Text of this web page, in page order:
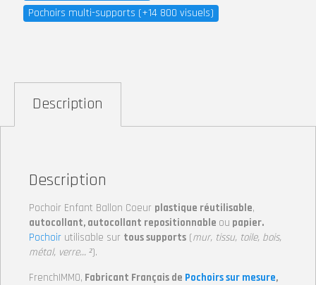
Pochoirs multi-supports (+14 800 visuels)
Description
Description
Pochoir Enfant Ballon Coeur plastique réutilisable,
autocollant, autocollant repositionnable ou papier.
Pochoir utilisable sur tous supports (mur, tissu, toile, bois,
métal, verre… ²).
FrenchIMMO, Fabricant Français de Pochoirs sur mesure,